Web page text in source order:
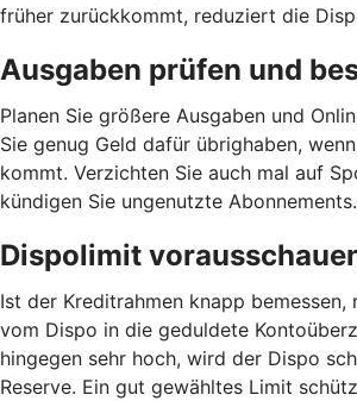
früher zurückkommt, reduziert die
Ausgaben prüfen und
Planen Sie größere Ausgaben und
Sie genug Geld dafür übrighaben,
kommt. Verzichten Sie auch mal auf
kündigen Sie ungenutzte Abonnements.
Dispolimit
Ist der Kreditrahmen knapp bemessen,
vom Dispo in die geduldete
hingegen sehr hoch, wird der Dispo
Reserve. Ein gut gewähltes Limit